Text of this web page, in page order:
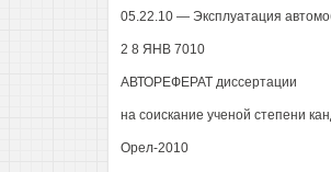
05.22.10 — Эксплуатация
2 8 ЯНВ 7010
АВТОРЕФЕРАТ диссертации
на соискание ученой степени
Орел-2010